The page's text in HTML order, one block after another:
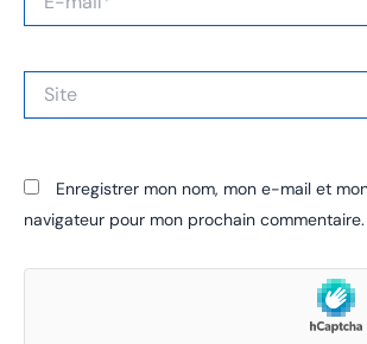
mail*
Enregistrer mon nom, mon e-mail et
navigateur pour mon prochain commentaire.